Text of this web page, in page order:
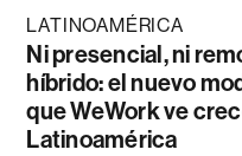
LATINOAMÉRICA
Ni presencial, ni
híbrido: el nuevo
que WeWork ve
Latinoamérica